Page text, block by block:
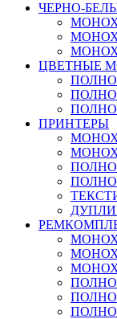
ЧЕРНО-
ЦВЕТНЫЕ
ПРИНТЕРЫ